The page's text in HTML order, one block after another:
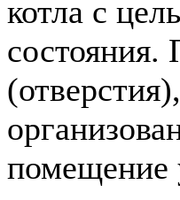
котла с
состояния.
помещение